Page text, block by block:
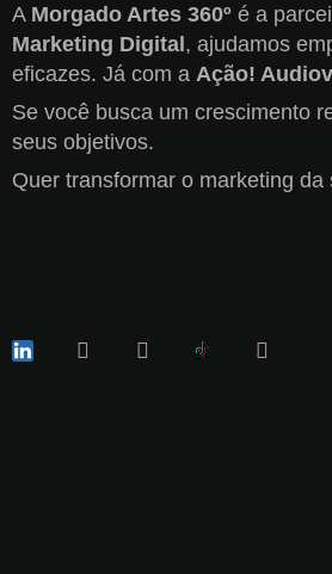
A Morgado Artes 360º é a
Marketing Digital, ajudamos
eficazes. Já com a Ação!
Se você busca um crescimento
seus objetivos.
Quer transformar o marketing